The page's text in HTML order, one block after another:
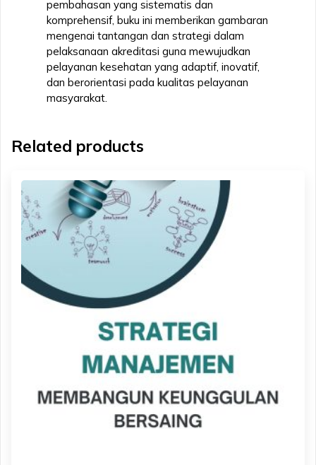
pembahasan yang sistematis dan
komprehensif, buku ini memberikan gambaran
mengenai tantangan dan strategi dalam
pelaksanaan akreditasi guna mewujudkan
pelayanan kesehatan yang adaptif, inovatif,
dan berorientasi pada kualitas pelayanan
masyarakat.
Related products